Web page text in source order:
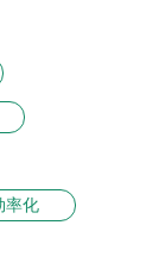
率化